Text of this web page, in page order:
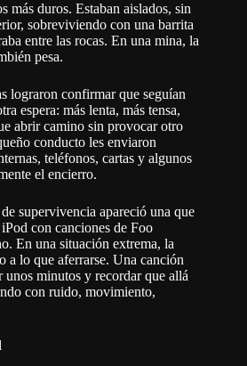
más duros. Estaban aislados, sin
sobreviviendo con una barrita
entre las rocas. En una mina, la
pesa.
lograron confirmar que seguían
espera: más lenta, más tensa,
abrir camino sin provocar otro
conducto les enviaron
teléfonos, cartas y algunos
el encierro.
supervivencia apareció una que
con canciones de Foo
En una situación extrema, la
a lo que aferrarse. Una canción
minutos y recordar que allá
con ruido, movimiento,